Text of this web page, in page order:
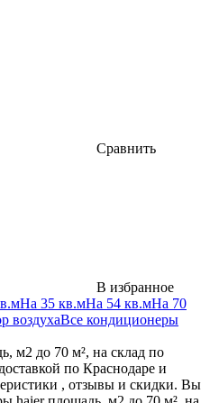
Сравнить
В избранное
На 35 кв.мНа 54 кв.мНа 70
воздухаВсе кондиционеры
м2 до 70 м², на склад по
по Краснодаре и
, отзывы и скидки. Вы